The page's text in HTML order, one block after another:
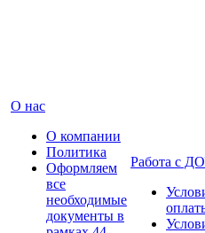
О нас
О компании
Политика
Оформляем
все
необходимые
документы в
Работа с